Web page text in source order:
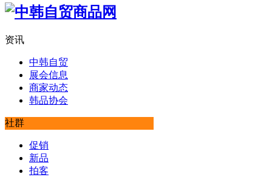
资讯
中韩自贸
展会信息
商家动态
韩品协会
社群
促销
新品
拍客